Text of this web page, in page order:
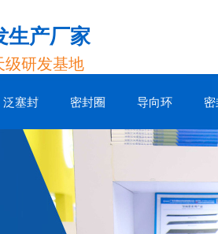
生产厂家
研发基地
泛塞封 密封圈 导向环